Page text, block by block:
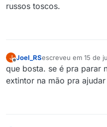
Offline
russos toscos.
J
Offline
Joel_RSescreveu em 15 de
última edição por
que bosta. se é pra parar
extintor na mão pra